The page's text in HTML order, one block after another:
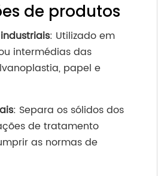
de produtos
: Utilizado em
intermédias das
papel e
: Separa os sólidos dos
de tratamento
as normas de